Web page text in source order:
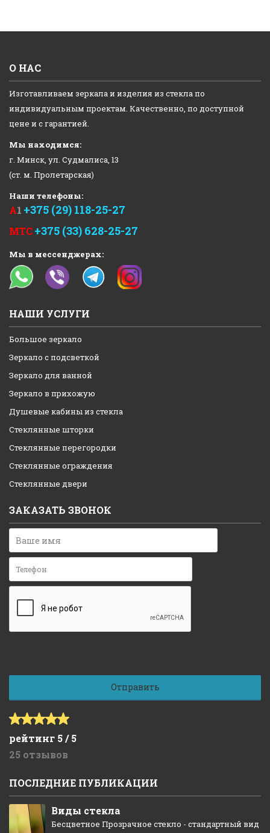
О НАС
Изготавливаем зеркала и изделия из стекла по
индивидуальным проектам. Качественно, по доступной
цене и с гарантией.
Мы находимся:
г. Минск, ул. Судмалиса, 13
(ст. м. Пролетарская)
Наши телефоны:
А1 +375 (29) 118-25-27
МТС+375 (33) 628-25-27
Мы в мессенджерах:
НАШИ УСЛУГИ
Большое зеркало
Зеркало с подсветкой
Зеркало для ванной
Зеркало в прихожую
Душевые кабины из стекла
Стеклянные шторки
Стеклянные перегородки
Стеклянные ограждения
Стеклянные двери
ЗАКАЗАТЬ ЗВОНОК
рейтинг 5 / 5
25 отзывов
ПОСЛЕДНИЕ ПУБЛИКАЦИИ
Виды стекла
Бесцветное Прозрачное стекло - стандартный вид